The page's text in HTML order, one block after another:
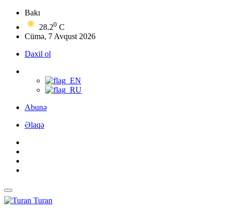
Bakı
28.20 C
Cümə, 7 Avqust 2026
Daxil ol
Abunə
Əlaqə
Turan